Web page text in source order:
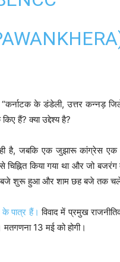
“कर्नाटक के डंडेली, उत्तर कन्नड़
हैं? क्या उद्देश्य है?
है, जबकि एक जुझारू कांग्रेस
किया गया था और जो
बजे शुरू हुआ और शाम छह बजे तक
पात्र हैं। विवाद में प्रमुख
13 मई को होगी।